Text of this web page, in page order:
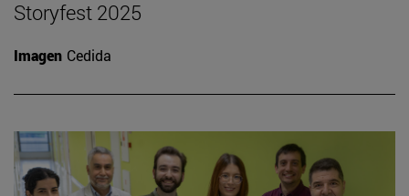
Storyfest 2025
Imagen Cedida